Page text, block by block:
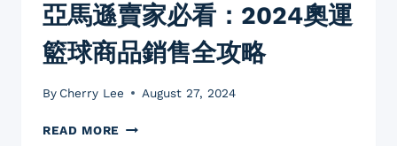
的
必
備
裝
亞馬遜賣家必看：2024奧運
籃球商品銷售全攻略
By Cherry Lee August 27, 2024
READ MORE